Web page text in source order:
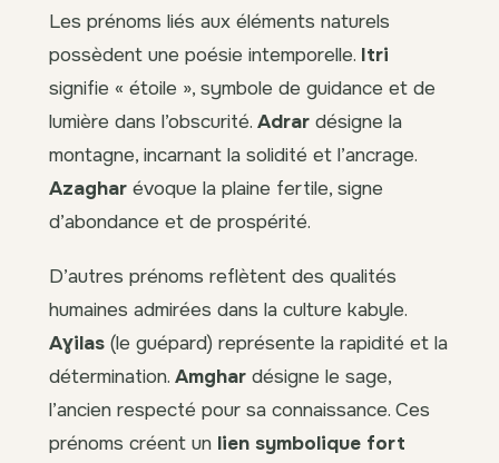
Les prénoms liés aux éléments naturels
possèdent une poésie intemporelle. Itri
signifie « étoile », symbole de guidance et de
lumière dans l’obscurité. Adrar désigne la
montagne, incarnant la solidité et l’ancrage.
Azaghar évoque la plaine fertile, signe
d’abondance et de prospérité.
D’autres prénoms reflètent des qualités
humaines admirées dans la culture kabyle.
Aɣilas (le guépard) représente la rapidité et la
détermination. Amghar désigne le sage,
l’ancien respecté pour sa connaissance. Ces
prénoms créent un lien symbolique fort